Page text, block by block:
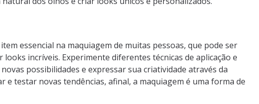
essencial na maquiagem de muitas pessoas, que pode ser
incríveis. Experimente diferentes técnicas de aplicação e
possibilidades e expressar sua criatividade através da
e testar novas tendências, afinal, a maquiagem é uma forma de